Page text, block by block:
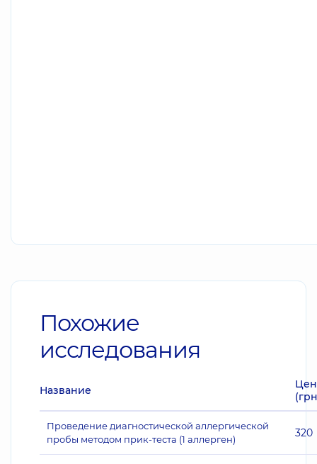
Похожие
исследования
Название
Проведение диагностической аллергической
пробы методом прик-теста (1 аллерген)
320